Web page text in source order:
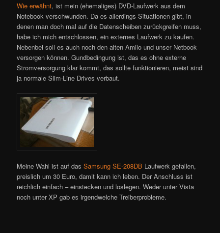
Wie erwähnt, ist mein (ehemaliges) DVD-Laufwerk aus dem
Notebook verschwunden. Da es allerdings Situationen gibt, in
denen man doch mal auf die Datenscheiben zurückgreifen muss,
habe ich mich entschlossen, ein externes Laufwerk zu kaufen.
Nebenbei soll es auch noch den alten Amilo und unser Netbook
versorgen können. Gundbedingung ist, das es ohne externe
Stromversorgung klar kommt, das sollte funktionieren, meist sind
ja normale Slim-Line Drives verbaut.
Meine Wahl ist auf dasSamsung SE-208DB Laufwerk gefallen,
preislich um 30 Euro, damit kann ich leben. Der Anschluss ist
reichlich einfach – einstecken und loslegen. Weder unter Vista
noch unter XP gab es irgendwelche Treiberprobleme.